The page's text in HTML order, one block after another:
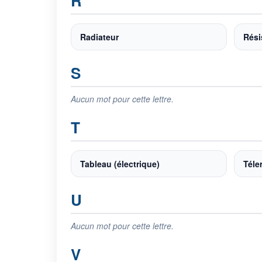
Radiateur
S
Aucun mot pour cette lettre.
T
Tableau (électrique)
U
Aucun mot pour cette lettre.
V